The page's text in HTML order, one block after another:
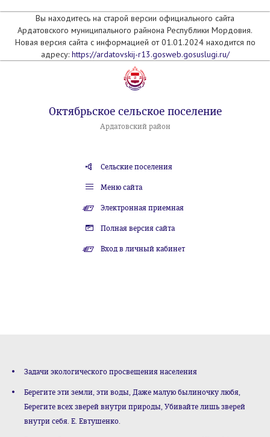
Вы находитесь на старой версии официального сайта
Ардатовского муниципального райнона Республики Мордовия.
Новая версия сайта с информацией от 01.01.2024 находится по
адресу: https://ardatovskij-r13.gosweb.gosuslugi.ru/
Октябрьское сельское поселение
Ардатовский район
Сельские поселения
Меню сайта
Электронная приемная
Полная версия сайта
Вход в личный кабинет
Задачи экологического просвещения населения
Беpегите эти земли, эти воды, Даже малую былиночку любя,
Беpегите всех звеpей внутpи пpиpоды, Убивайте лишь звеpей
внутpи себя. Е. Евтушенко.